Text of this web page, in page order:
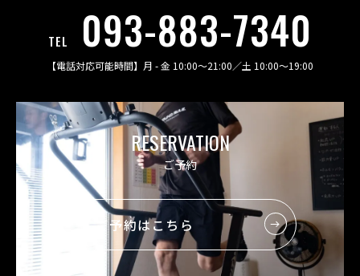
TEL 093-883-7340
【電話対応可能時間】 月 - 金 10:00〜21:00／土 10:00〜19:00
RESERVATION
ご予約
ご予約はこちら